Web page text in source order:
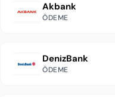
Akbank
ÖDEME
DenizBank
ÖDEME